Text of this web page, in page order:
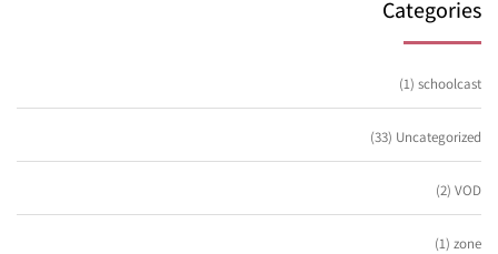
Categories
schoolcast
(1)
Uncategorized
(33)
VOD
(2)
zone
(1)